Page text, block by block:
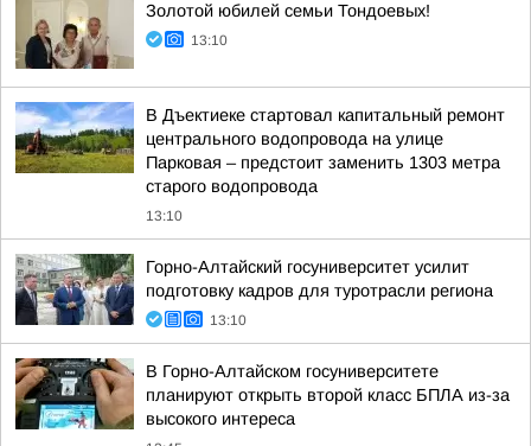
Золотой юбилей семьи Тондоевых!
13:10
В Дъектиеке стартовал капитальный ремонт
центрального водопровода на улице
Парковая – предстоит заменить 1303 метра
старого водопровода
13:10
Горно-Алтайский госуниверситет усилит
подготовку кадров для туротрасли региона
13:10
В Горно-Алтайском госуниверситете
планируют открыть второй класс БПЛА из-за
высокого интереса